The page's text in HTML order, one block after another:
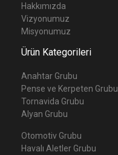
Hakkımızda
Vizyonumuz
Misyonumuz
Ürün Kategorileri
Anahtar Grubu
Pense ve Kerpeten Grubu
Tornavida Grubu
Alyan Grubu
Otomotiv Grubu
Havalı Aletler Grubu